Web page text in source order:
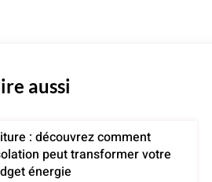
aussi
: découvrez comment
peut transformer votre
énergie